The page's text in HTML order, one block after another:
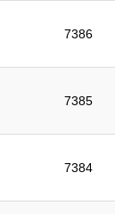
7386
7385
7384